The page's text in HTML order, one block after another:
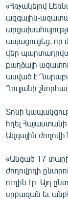
«Հռչակելով
ազգային-
ապացուցեց, որ
վեր
բաղձալի
ասված է
Ղուլյանի
Տոնի
հղել
Ազգային
«Անցած 17
ժողովրդի
ուղին էր։ Այդ
սրբազան եւ